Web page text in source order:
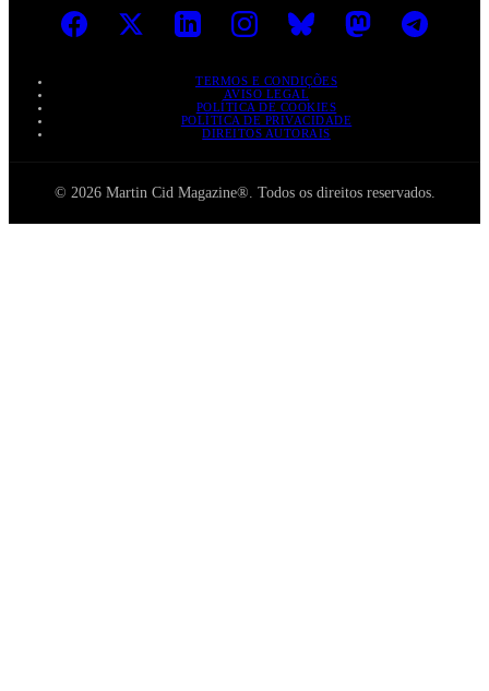
TERMOS E CONDIÇÕES
AVISO LEGAL
POLÍTICA DE COOKIES
POLÍTICA DE PRIVACIDADE
DIREITOS AUTORAIS
© 2026 Martin Cid Magazine®. Todos os direitos reservados.